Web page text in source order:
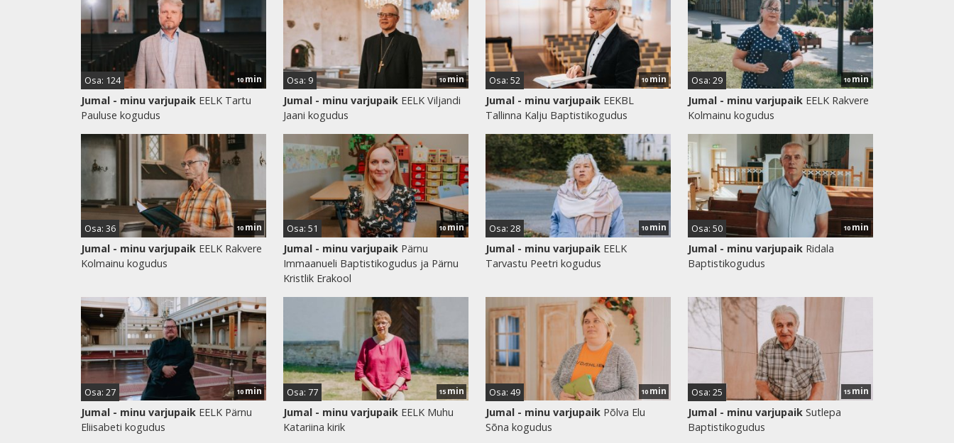
10min
Osa: 124
Jumal - minu varjupaik EELK Tartu
Pauluse kogudus
10min
Osa: 9
Jumal - minu varjupaik EELK Viljandi
Jaani kogudus
10min
Osa: 52
Jumal - minu varjupaik EEKBL
Tallinna Kalju Baptistikogudus
10 min
Osa: 29
Jumal - minu varjupaik EELK Rakvere
Kolmainu kogudus
10 min
Osa: 36
Jumal - minu varjupaik EELK Rakvere
Kolmainu kogudus
10min
Osa: 51
Jumal - minu varjupaik Pärnu
Immaanueli Baptistikogudus ja Pärnu
Kristlik Erakool
10 min
Osa: 28
Jumal - minu varjupaik EELK
Tarvastu Peetri kogudus
10 min
Osa: 50
Jumal - minu varjupaik Ridala
Baptistikogudus
10 min
Osa: 27
Jumal - minu varjupaik EELK Pärnu
Eliisabeti kogudus
15 min
Osa: 77
Jumal - minu varjupaik EELK Muhu
Katariina kirik
10 min
Osa: 49
Jumal - minu varjupaik Põlva Elu
Sõna kogudus
15 min
Osa: 25
Jumal - minu varjupaik Sutlepa
Baptistikogudus